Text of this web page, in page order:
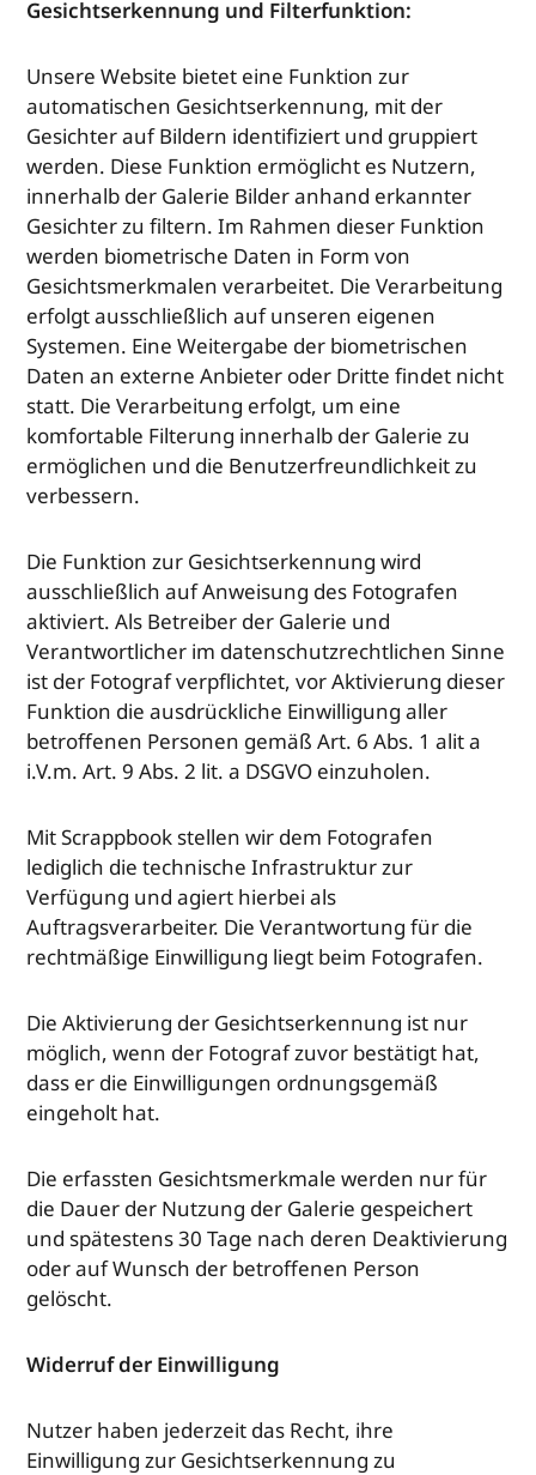
Gesichtserkennung und Filterfunktion:
Unsere Website bietet eine Funktion zur
automatischen Gesichtserkennung, mit der
Gesichter auf Bildern identifiziert und gruppiert
werden. Diese Funktion ermöglicht es Nutzern,
innerhalb der Galerie Bilder anhand erkannter
Gesichter zu filtern. Im Rahmen dieser Funktion
werden biometrische Daten in Form von
Gesichtsmerkmalen verarbeitet. Die Verarbeitung
erfolgt ausschließlich auf unseren eigenen
Systemen. Eine Weitergabe der biometrischen
Daten an externe Anbieter oder Dritte findet nicht
statt. Die Verarbeitung erfolgt, um eine
komfortable Filterung innerhalb der Galerie zu
ermöglichen und die Benutzerfreundlichkeit zu
verbessern.
Die Funktion zur Gesichtserkennung wird
ausschließlich auf Anweisung des Fotografen
aktiviert. Als Betreiber der Galerie und
Verantwortlicher im datenschutzrechtlichen Sinne
ist der Fotograf verpflichtet, vor Aktivierung dieser
Funktion die ausdrückliche Einwilligung aller
betroffenen Personen gemäß Art. 6 Abs. 1 alit a
i.V.m. Art. 9 Abs. 2 lit. a DSGVO einzuholen.
Mit Scrappbook stellen wir dem Fotografen
lediglich die technische Infrastruktur zur
Verfügung und agiert hierbei als
Auftragsverarbeiter. Die Verantwortung für die
rechtmäßige Einwilligung liegt beim Fotografen.
Die Aktivierung der Gesichtserkennung ist nur
möglich, wenn der Fotograf zuvor bestätigt hat,
dass er die Einwilligungen ordnungsgemäß
eingeholt hat.
Die erfassten Gesichtsmerkmale werden nur für
die Dauer der Nutzung der Galerie gespeichert
und spätestens 30 Tage nach deren Deaktivierung
oder auf Wunsch der betroffenen Person
gelöscht.
Widerruf der Einwilligung
Nutzer haben jederzeit das Recht, ihre
Einwilligung zur Gesichtserkennung zu